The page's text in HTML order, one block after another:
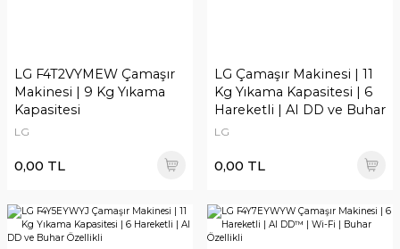
LG F4T2VYMEW Çamaşır
Makinesi | 9 Kg Yıkama
Kapasitesi
LG
0,00 TL
LG Çamaşır Makinesi | 11
Kg Yıkama Kapasitesi | 6
Hareketli | AI DD ve Buhar
Özellikli
LG
0,00 TL